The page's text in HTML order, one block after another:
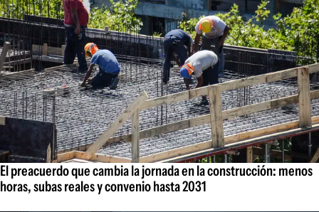
El preacuerdo que cambia la jornada en la construcción: menos
horas, subas reales y convenio hasta 2031